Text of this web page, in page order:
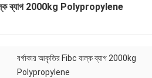
ব্যাগ 2000kg Polypropylene
বর্গাকার আকৃতির Fibc বাল্ক ব্যাগ 2000kg
Polypropylene